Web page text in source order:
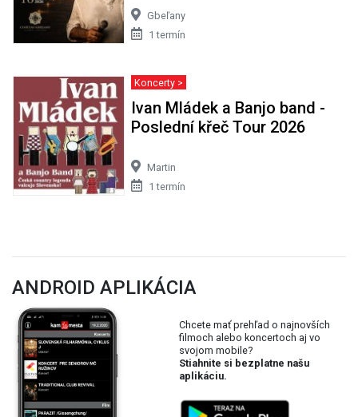
Gbeľany
1 termín
Koncerty >
Ivan Mládek a Banjo band -
Poslední křeč Tour 2026
Martin
1 termín
ANDROID APLIKÁCIA
Chcete mať prehľad o najnovších
filmoch alebo koncertoch aj vo
svojom mobile?
Stiahnite si bezplatne našu
aplikáciu.